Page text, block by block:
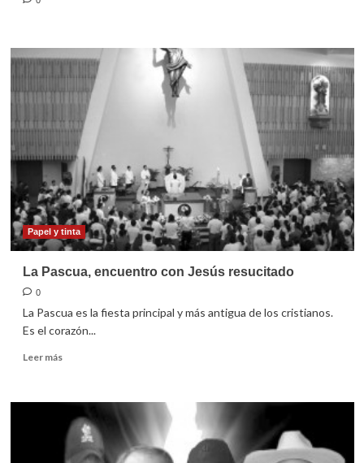
Papel y tinta
La Pascua, encuentro con Jesús resucitado
0
La Pascua es la fiesta principal y más antigua de los cristianos.
Es el corazón...
Leer másLeer
La
Pascua,
encuentro